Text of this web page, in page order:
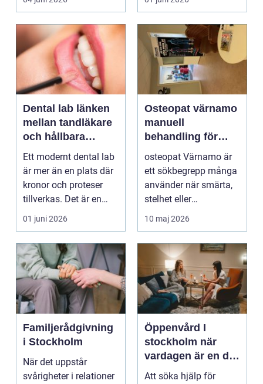
on...
och...
Dental lab länken
mellan tandläkare
och hållbara
leenden
Ett modernt dental lab
är mer än en plats där
kronor och proteser
tillverkas. Det är en
teknisk och ...
01 juni 2026
Osteopat värnamo
manuell
behandling för
minskad smärta
och Ökad rörlighet
osteopat Värnamo är
ett sökbegrepp många
använder när smärta,
stelhet eller
återkommande värk
börjar...
10 maj 2026
Familjerådgivning
i Stockholm
När det uppstår
svårigheter i relationer
Öppenvård I
stockholm när
vardagen är en del
av behandlingen
Att söka hjälp för